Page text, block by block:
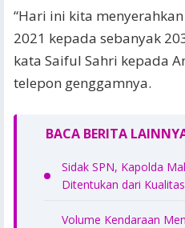
“Hari ini kita
2021 kepada sebanyak
kata Saiful Sahri kepada
telepon genggamnya.
BACA BERITA
Sidak SPN, Kapolda
Ditentukan dari
Volume Kendaraan